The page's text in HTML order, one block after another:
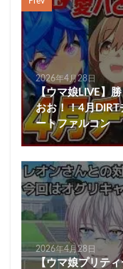
2026年4月28日
【ウマ娘LIVE】
おお！！4月
ートファルコン
2026年4月28日
【ウマ娘プリテ